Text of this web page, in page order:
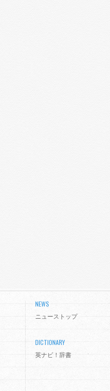
NEWS
ニューストップ
DICTIONARY
英ナビ！辞書